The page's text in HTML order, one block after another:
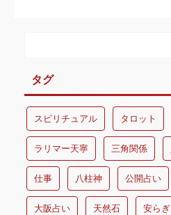
タグ
スピリチュアル タロット
ラリマー天寧 三角関係
仕事 八柱神 公開占い
大阪占い 天然石 安らぎ